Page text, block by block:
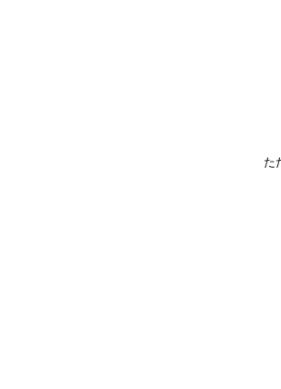
た